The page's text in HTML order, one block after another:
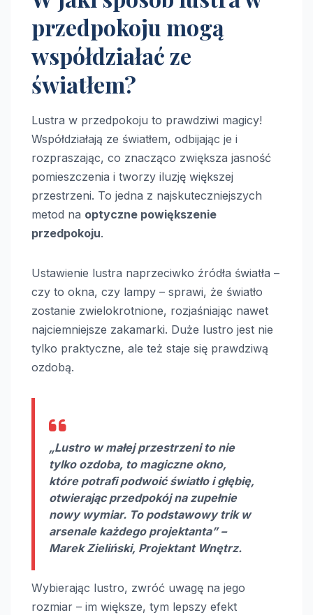
przedpokoju mogą
współdziałać ze
światłem?
Lustra w przedpokoju to prawdziwi magicy!
Współdziałają ze światłem, odbijając je i
rozpraszając, co znacząco zwiększa jasność
pomieszczenia i tworzy iluzję większej
przestrzeni. To jedna z najskuteczniejszych
metod na optyczne powiększenie
przedpokoju.
Ustawienie lustra naprzeciwko źródła światła –
czy to okna, czy lampy – sprawi, że światło
zostanie zwielokrotnione, rozjaśniając nawet
najciemniejsze zakamarki. Duże lustro jest nie
tylko praktyczne, ale też staje się prawdziwą
ozdobą.
„Lustro w małej przestrzeni to nie
tylko ozdoba, to magiczne okno,
które potrafi podwoić światło i głębię,
otwierając przedpokój na zupełnie
nowy wymiar. To podstawowy trik w
arsenale każdego projektanta” –
Marek Zieliński, Projektant Wnętrz.
Wybierając lustro, zwróć uwagę na jego
rozmiar – im większe, tym lepszy efekt